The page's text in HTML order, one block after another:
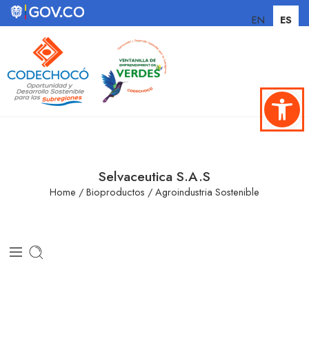
Abrir
Selvaceutica S.A.S
Home /Bioproductos /Agroindustria Sostenible
EN ES